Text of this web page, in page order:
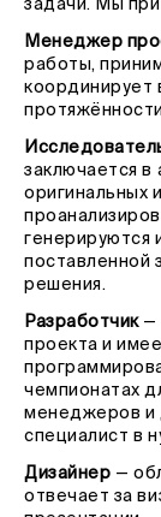
задачи. Мы
Менеджер
работы,
координирует
заключается в
оригинальных
генерируются
поставленной
решения.
Разработчик—
проекта и
чемпионатах
менеджеров и
специалист в
Дизайнер —
отвечает за